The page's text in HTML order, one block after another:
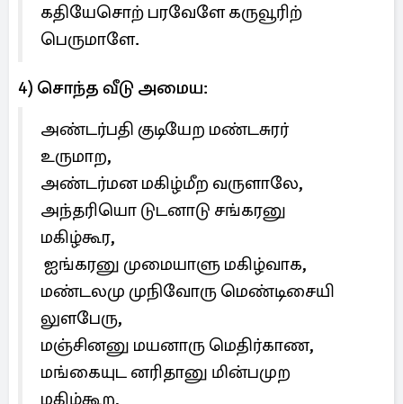
கதியேசொற் பரவேளே கருவூரிற்
பெருமாளே.
4) சொந்த வீடு அமைய:
அண்டர்பதி குடியேற மண்டசுரர்
உருமாற,
அண்டர்மன மகிழ்மீற வருளாலே,
அந்தரியொ டுடனாடு சங்கரனு
மகிழ்கூர,
ஐங்கரனு முமையாளு மகிழ்வாக,
மண்டலமு முநிவோரு மெண்டிசையி
லுளபேரு,
மஞ்சினனு மயனாரு மெதிர்காண,
மங்கையுட னரிதானு மின்பமுற
மகிழ்கூற,